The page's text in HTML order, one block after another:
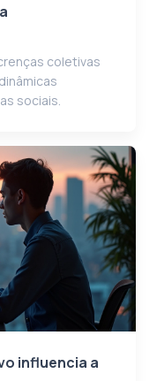
coletivas
sociais.
influencia a